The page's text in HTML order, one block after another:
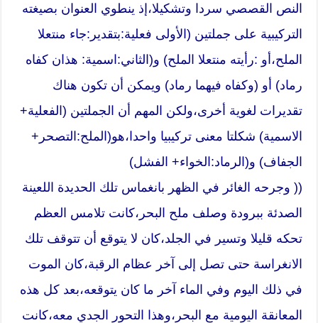
النص القصصي سردا وتشكيلا،إذ ينطوي العنوان بصيغته
التركيبية على جملتين (الأولى فعلية:بتقدير:جاء منتعلا
الملح،أو :رأيته منتعلا الملح) و(الثاني:اسمية: هذان كفاه
رماد) أو (وكفاه فيهما رماد) ويمكن أن تكون هناك
تقديرات لغوية أخرى،ولكن المهم أن الجملتين (الفعلية+
الاسمية) شكلتا معنى تركيبيا واحدا،هو(الملح:التصحر+
الجفاف) و(الرماد:الخواء+ الفشل)
(( وجرحه الغائر في الظهر بانغماس تلك الحديدة اللعينة
الصدئة ببرودة وصلف ملح البحر،كانت تلامس العظم
تحكه قليلا وتسير في الجلد،كان لا يتوقع أن تتوقف تلك
الانغراسة حتى تصل إلى آخر عظام الرقبة،كان الموت
في ذلك اليوم وفي الماء آخر ما كان يتوقعه،بعد كل هذه
المعانقة اليومية مع البحر،وهذا التحور الجدي معه،كانت